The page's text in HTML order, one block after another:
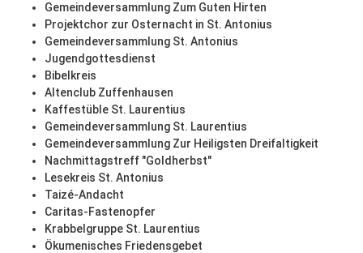
Gemeindeversammlung Zum Guten Hirten
Projektchor zur Osternacht in St. Antonius
Gemeindeversammlung St. Antonius
Jugendgottesdienst
Bibelkreis
Altenclub Zuffenhausen
Kaffestüble St. Laurentius
Gemeindeversammlung St. Laurentius
Gemeindeversammlung Zur Heiligsten Dreifaltigkeit
Nachmittagstreff "Goldherbst"
Lesekreis St. Antonius
Taizé-Andacht
Caritas-Fastenopfer
Krabbelgruppe St. Laurentius
Ökumenisches Friedensgebet